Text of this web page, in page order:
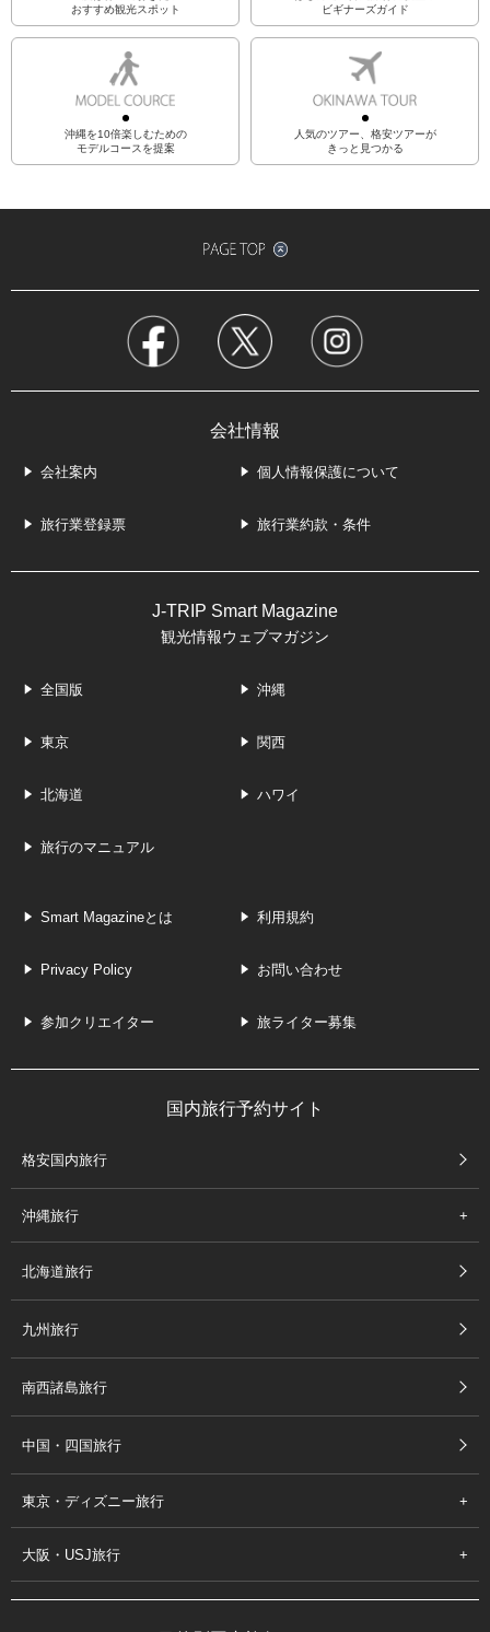
おすすめ観光スポット
ビギナーズガイド
沖縄を10倍楽しむための
モデルコースを提案
人気のツアー、格安ツアーが
きっと見つかる
会社情報
会社案内 個人情報保護について
旅行業登録票 旅行業約款・条件
J-TRIP Smart Magazine
観光情報ウェブマガジン
全国版 沖縄
東京 関西
北海道 ハワイ
旅行のマニュアル
Smart Magazineとは 利用規約
Privacy Policy お問い合わせ
参加クリエイター 旅ライター募集
国内旅行予約サイト
格安国内旅行
沖縄旅行
北海道旅行
九州旅行
南西諸島旅行
中国・四国旅行
東京・ディズニー旅行
大阪・USJ旅行